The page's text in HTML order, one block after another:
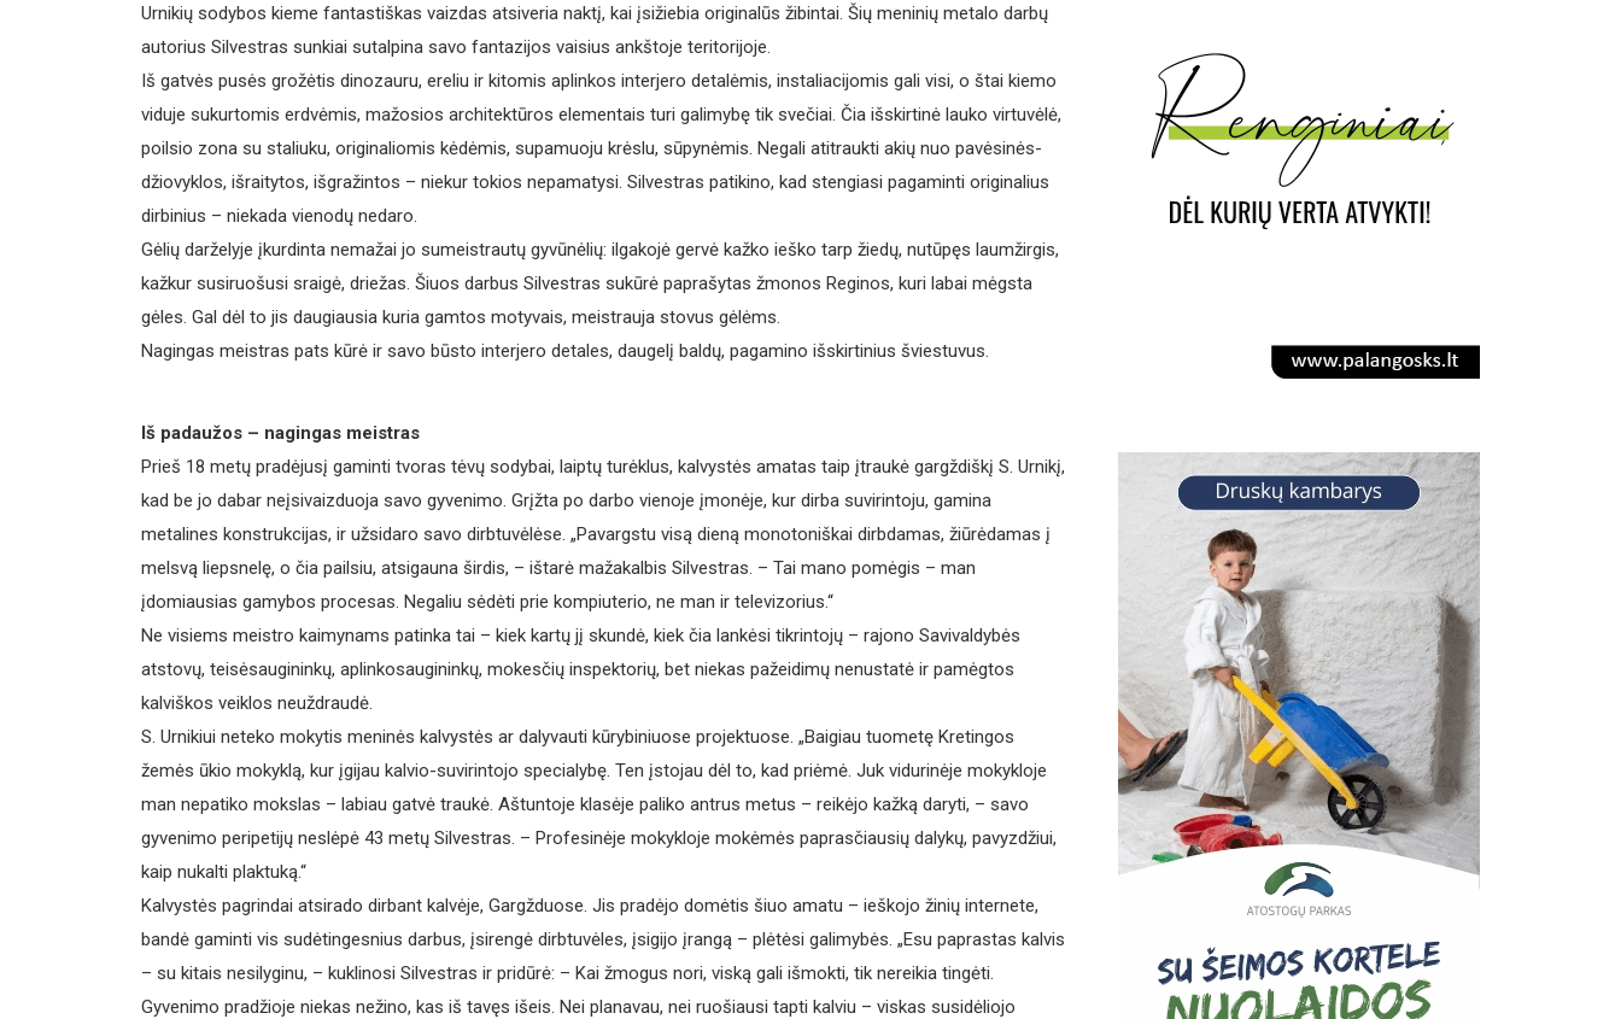
Urnikių sodybos kieme fantastiškas vaizdas atsiveria naktį, kai įsižiebia originalūs žibintai. Šių meninių metalo darbų
autorius Silvestras sunkiai sutalpina savo fantazijos vaisius ankštoje teritorijoje.
Iš gatvės pusės grožėtis dinozauru, ereliu ir kitomis aplinkos interjero detalėmis, instaliacijomis gali visi, o štai kiemo
viduje sukurtomis erdvėmis, mažosios architektūros elementais turi galimybę tik svečiai. Čia išskirtinė lauko virtuvėlė,
poilsio zona su staliuku, originaliomis kėdėmis, supamuoju krėslu, sūpynėmis. Negali atitraukti akių nuo pavėsinės-
džiovyklos, išraitytos, išgražintos – niekur tokios nepamatysi. Silvestras patikino, kad stengiasi pagaminti originalius
dirbinius – niekada vienodų nedaro.
Gėlių darželyje įkurdinta nemažai jo sumeistrautų gyvūnėlių: ilgakojė gervė kažko ieško tarp žiedų, nutūpęs laumžirgis,
kažkur susiruošusi sraigė, driežas. Šiuos darbus Silvestras sukūrė paprašytas žmonos Reginos, kuri labai mėgsta
gėles. Gal dėl to jis daugiausia kuria gamtos motyvais, meistrauja stovus gėlėms.
Nagingas meistras pats kūrė ir savo būsto interjero detales, daugelį baldų, pagamino išskirtinius šviestuvus.
Iš padaužos – nagingas meistras
Prieš 18 metų pradėjusį gaminti tvoras tėvų sodybai, laiptų turėklus, kalvystės amatas taip įtraukė gargždiškį S. Urnikį,
kad be jo dabar neįsivaizduoja savo gyvenimo. Grįžta po darbo vienoje įmonėje, kur dirba suvirintoju, gamina
metalines konstrukcijas, ir užsidaro savo dirbtuvėlėse. „Pavargstu visą dieną monotoniškai dirbdamas, žiūrėdamas į
melsvą liepsnelę, o čia pailsiu, atsigauna širdis, – ištarė mažakalbis Silvestras. – Tai mano pomėgis – man
įdomiausias gamybos procesas. Negaliu sėdėti prie kompiuterio, ne man ir televizorius.“
Ne visiems meistro kaimynams patinka tai – kiek kartų jį skundė, kiek čia lankėsi tikrintojų – rajono Savivaldybės
atstovų, teisėsaugininkų, aplinkosaugininkų, mokesčių inspektorių, bet niekas pažeidimų nenustatė ir pamėgtos
kalviškos veiklos neuždraudė.
S. Urnikiui neteko mokytis meninės kalvystės ar dalyvauti kūrybiniuose projektuose. „Baigiau tuometę Kretingos
žemės ūkio mokyklą, kur įgijau kalvio-suvirintojo specialybę. Ten įstojau dėl to, kad priėmė. Juk vidurinėje mokykloje
man nepatiko mokslas – labiau gatvė traukė. Aštuntoje klasėje paliko antrus metus – reikėjo kažką daryti, – savo
gyvenimo peripetijų neslėpė 43 metų Silvestras. – Profesinėje mokykloje mokėmės paprasčiausių dalykų, pavyzdžiui,
kaip nukalti plaktuką.“
Kalvystės pagrindai atsirado dirbant kalvėje, Gargžduose. Jis pradėjo domėtis šiuo amatu – ieškojo žinių internete,
bandė gaminti vis sudėtingesnius darbus, įsirengė dirbtuvėles, įsigijo įrangą – plėtėsi galimybės. „Esu paprastas kalvis
– su kitais nesilyginu, – kuklinosi Silvestras ir pridūrė: – Kai žmogus nori, viską gali išmokti, tik nereikia tingėti.
Gyvenimo pradžioje niekas nežino, kas iš tavęs išeis. Nei planavau, nei ruošiausi tapti kalviu – viskas susidėliojo